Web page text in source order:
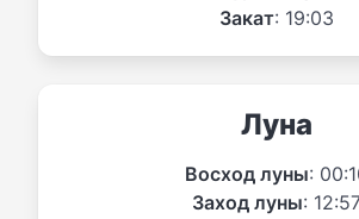
Закат: 19:03
Луна
Восход луны:
Заход луны: